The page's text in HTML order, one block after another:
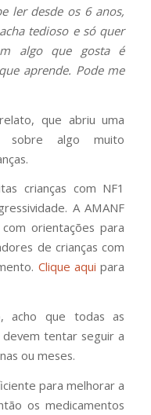
ler desde os 6 anos,
tedioso e só quer
algo que gosta é
aprende. Pode me
que abriu uma
sobre algo muito
crianças com NF1
A AMANF
orientações para
de crianças com
Clique aqui para
acho que todas as
tentar seguir a
ou meses.
para melhorar a
os medicamentos